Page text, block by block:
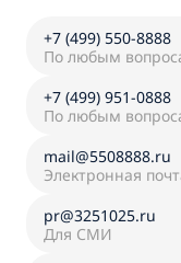
+7 (499) 550-8888
По любым
+7 (499) 951-0888
По любым
mail@5508888.ru
Электронная
pr@3251025.ru
Для СМИ